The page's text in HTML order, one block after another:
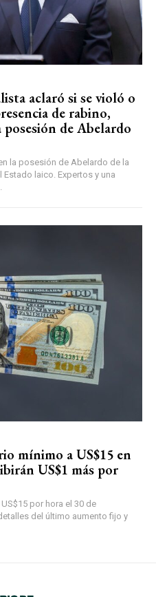
aclaró si se violó o
de rabino,
de Abelardo
la posesión de Abelardo de la
laico. Expertos y una
mínimo a US$15 en
US$1 más por
por hora el 30 de
del último aumento fijo y